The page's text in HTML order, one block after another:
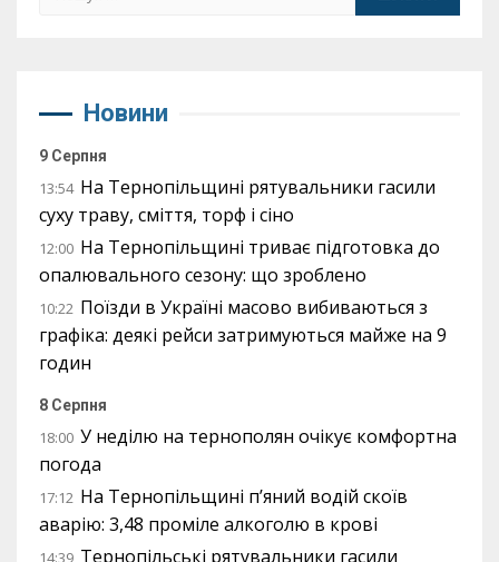
Новини
9 Серпня
13:54 На Тернопільщині рятувальники гасили
суху траву, сміття, торф і сіно
12:00 На Тернопільщині триває підготовка до
опалювального сезону: що зроблено
10:22 Поїзди в Україні масово вибиваються з
графіка: деякі рейси затримуються майже на 9
годин
8 Серпня
18:00 У неділю на тернополян очікує комфортна
погода
17:12 На Тернопільщині п’яний водій скоїв
аварію: 3,48 проміле алкоголю в крові
14:39 Тернопільські рятувальники гасили